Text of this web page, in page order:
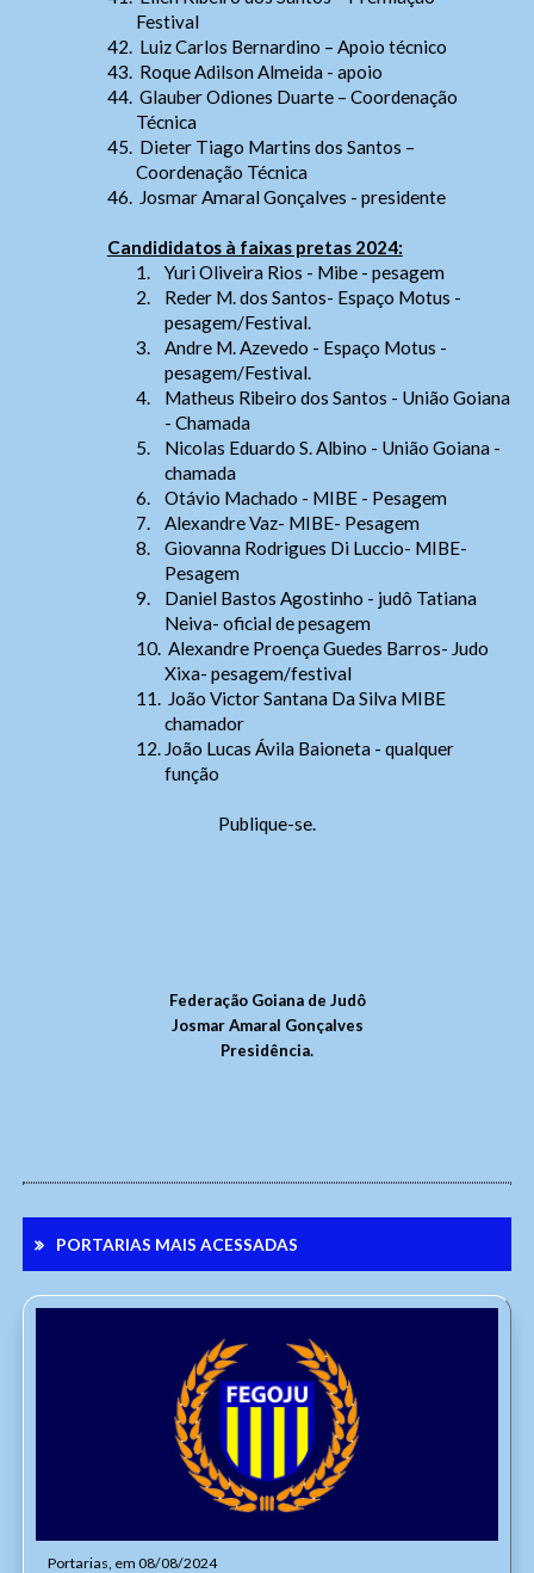
Festival
42. Luiz Carlos Bernardino – Apoio técnico
43. Roque Adilson Almeida - apoio
44. Glauber Odiones Duarte – Coordenação
Técnica
45. Dieter Tiago Martins dos Santos –
Coordenação Técnica
46. Josmar Amaral Gonçalves - presidente
Candididatos à faixas pretas 2024:
1.
Yuri Oliveira Rios - Mibe - pesagem
2.
Reder M. dos Santos- Espaço Motus -
pesagem/Festival.
3.
Andre M. Azevedo - Espaço Motus -
pesagem/Festival.
4.
Matheus Ribeiro dos Santos - União Goiana
- Chamada
5.
Nicolas Eduardo S. Albino - União Goiana -
chamada
6.
Otávio Machado - MIBE - Pesagem
7.
Alexandre Vaz- MIBE- Pesagem
8.
Giovanna Rodrigues Di Luccio- MIBE-
Pesagem
9.
Daniel Bastos Agostinho - judô Tatiana
Neiva- oficial de pesagem
10. Alexandre Proença Guedes Barros- Judo
Xixa- pesagem/festival
11. João Victor Santana Da Silva MIBE
chamador
12. João Lucas Ávila Baioneta - qualquer
função
Publique-se.
Federação Goiana de Judô
Josmar Amaral Gonçalves
Presidência.
PORTARIAS MAIS ACESSADAS
Portarias, em 08/08/2024
Acessibilidade
Tamanho da Fonte
- Letra A > Fonte tamanho normal.
- Letra A+ > Aumenta o tamanho da fonte.
- Letra A- > Diminui o tamanho da fonte.
Layout
vice versa clique nos ícones
Contatos
Endereço e Contatos
Endereço:Avenida Goiás, nº 1.149 SALA 01 ,
CEP: 75025-090 – Anápolis/GO
Telefone: (62) 3943-3590
WhatsApp:(62) 9 9388-5282
josmaramaral@gmail.com
Horário de funcionamento:Das 14h00 às 18h00
6388
Usuário
Enviar
Anexar arquivos (opcional)
Digite apenas o "usuário" sem @dominio!
Usuário
Enviar